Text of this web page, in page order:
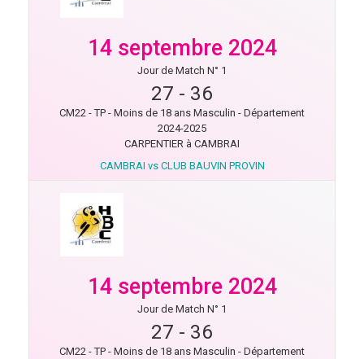
14 septembre 2024
Jour de Match N° 1
27 - 36
CM22 - TP - Moins de 18 ans Masculin - Département
2024-2025
CARPENTIER à CAMBRAI
CAMBRAI vs CLUB BAUVIN PROVIN
14 septembre 2024
Jour de Match N° 1
27 - 36
CM22 - TP - Moins de 18 ans Masculin - Département